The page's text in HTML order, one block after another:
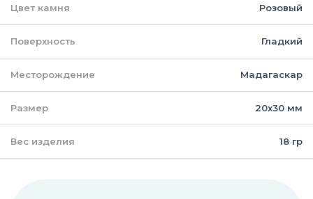
Цвет камня Розовый
Поверхность Гладкий
Месторождение Мадагаскар
Размер 20х30 мм
Вес изделия 18 гр